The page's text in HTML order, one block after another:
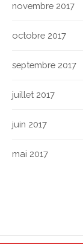
novembre 2017
octobre 2017
septembre 2017
juillet 2017
juin 2017
mai 2017